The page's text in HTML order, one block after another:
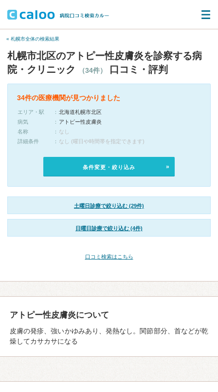
« 札幌市全体の検索結果
札幌市北区のアトピー性皮膚炎を診察する病
院・クリニック
（34件） 口コミ・評判
34件の医療機関が見つかりました
エリア・駅
北海道札幌市北区
病気
アトピー性皮膚炎
名称
なし
詳細条件
なし (曜日や時間帯を指定できます)
条件変更・絞り込み
土曜日診療で絞り込む (29件)
日曜日診療で絞り込む (4件)
口コミ検索はこちら
アトピー性皮膚炎について
皮膚の発疹、強いかゆみあり、発熱なし。関節部分、首などが乾
燥してカサカサになる